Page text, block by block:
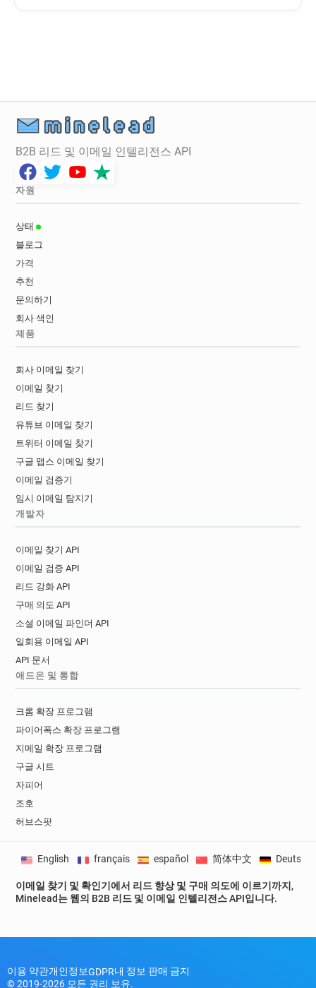
B2B 리드 및 이메일 인텔리전스 API
자원
상태
블로그
가격
추천
문의하기
회사 색인
제품
회사 이메일 찾기
이메일 찾기
리드 찾기
유튜브 이메일 찾기
트위터 이메일 찾기
구글 맵스 이메일 찾기
이메일 검증기
임시 이메일 탐지기
개발자
이메일 찾기 API
이메일 검증 API
리드 강화 API
구매 의도 API
소셜 이메일 파인더 API
일회용 이메일 API
API 문서
애드온 및 통합
크롬 확장 프로그램
파이어폭스 확장 프로그램
지메일 확장 프로그램
구글 시트
자피어
조호
허브스팟
이메일 찾기 및 확인기에서 리드 향상 및 구매 의도에 이르기까지,
Minelead는 웹의 B2B 리드 및 이메일 인텔리전스 API입니다.
English français español 简体中文 Deutsch
이용 약관개인정보GDPR내 정보 판매 금지
© 2019-2026 모든 권리 보유.